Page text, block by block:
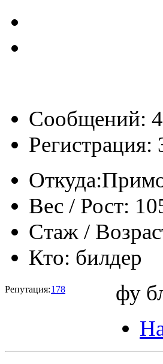
Сообщений:
Регистрация:
Откуда:
Вес / Рост:
Стаж /
Кто: билдер
Репутация:178
фу